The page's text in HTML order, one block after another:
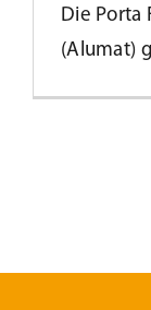
Die Porta
(Alumat)